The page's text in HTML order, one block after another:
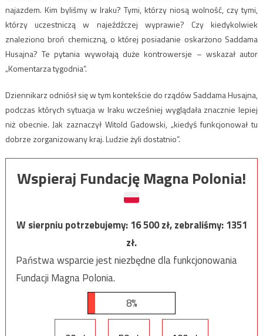
najazdem. Kim byliśmy w Iraku? Tymi, którzy niosą wolność, czy tymi,
którzy uczestniczą w najeźdźczej wyprawie? Czy kiedykolwiek
znaleziono broń chemiczną, o której posiadanie oskarżono Saddama
Husajna? Te pytania wywołają duże kontrowersje – wskazał autor
„Komentarza tygodnia”.
Dziennikarz odniósł się w tym kontekście do rządów Saddama Husajna,
podczas których sytuacja w Iraku wcześniej wyglądała znacznie lepiej
niż obecnie. Jak zaznaczył Witold Gadowski, „kiedyś funkcjonował tu
dobrze zorganizowany kraj. Ludzie żyli dostatnio”.
Wspieraj Fundację Magna Polonia!
W sierpniu potrzebujemy:16 500zł, zebraliśmy:1351
zł.
Państwa wsparcie jest niezbędne dla funkcjonowania
Fundacji Magna Polonia.
8%